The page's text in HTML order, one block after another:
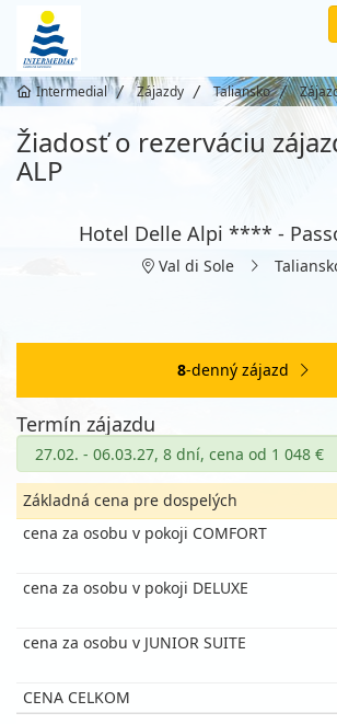
Intermedial Zájazdy Taliansko
Žiadosť o rezerváciu
ALP
Hotel Delle Alpi **** -
Val di Sole
8-denný zájazd
Termín zájazdu
Základná cena pre dospelých
cena za osobu v pokoji COMFORT
cena za osobu v pokoji DELUXE
cena za osobu v JUNIOR SUITE
CENA CELKOM